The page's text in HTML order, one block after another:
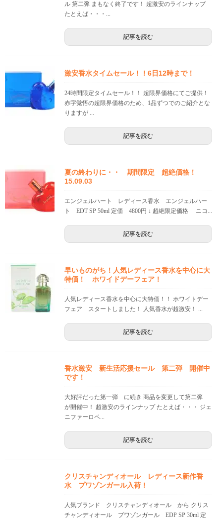
ル 第二弾 まもなく終了です！ 超激安のラインナップ
たとえば・・・...
記事を読む
激安香水タイムセール！！6日12時まで！
24時間限定タイムセール！！ 超限界価格にてご提供！
赤字覚悟の超限界価格のため、1品ずつでのご紹介とな
りますが ...
記事を読む
夏の終わりに・・ 期間限定 超絶価格！
15.09.03
エンジェルハート レディース香水 エンジェルハー
ト EDT SP 50ml 定価 4800円 ↓ 超絶限定価格 ニコ...
記事を読む
早いものがち！人気レディース香水を中心に大
特価！ ホワイドデーフェア！
人気レディース香水を中心に大特価！！ ホワイトデー
フェア スタートしました！ 人気香水が超激安！ ...
記事を読む
香水激安 新生活応援セール 第二弾 開催中
です！
大好評だった第一弾 に続き 商品を変更して第二弾
が開催中！ 超激安のラインナップ たとえば・・・ ジェ
ニファーロペ...
記事を読む
クリスチャンディオール レディース新作香
水 プワゾンガール入荷！
人気ブランド クリスチャンディオール から クリス
チャンディオール プワゾンガール EDP SP 30ml 定